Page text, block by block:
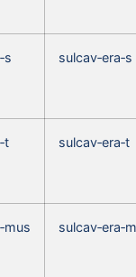
sulcav‑era‑s
sulcav‑era‑t